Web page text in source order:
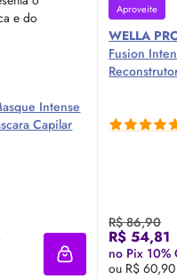
Intense
Capilar
Adicionar à sacola
Aproveite
WELLA
Fusion
R$ 86,90
R$ 54,81
no Pix 10%
ou R$